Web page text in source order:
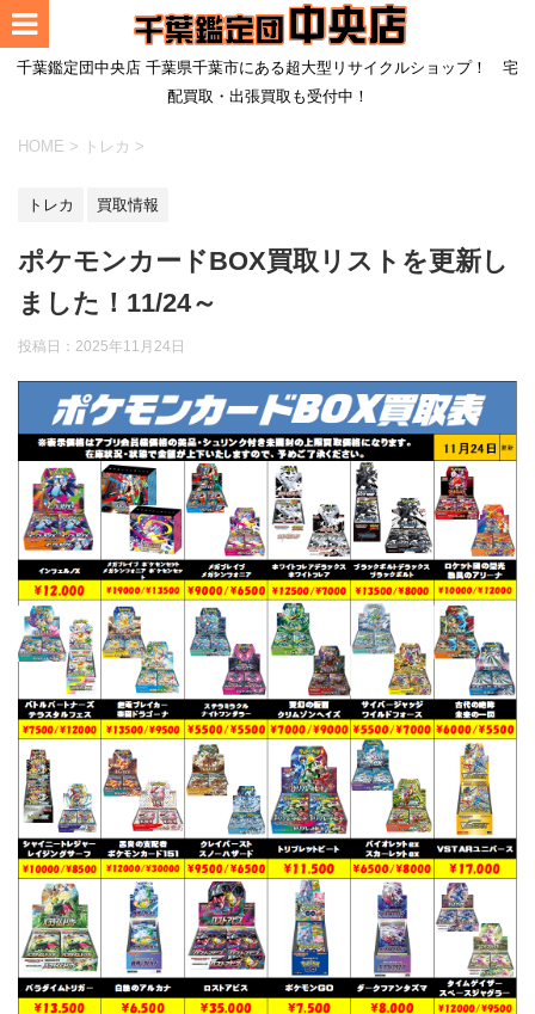
千葉鑑定団中央店 千葉県千葉市にある超大型リサイクルショップ！ 宅
配買取・出張買取も受付中！
HOME > トレカ >
トレカ 買取情報
ポケモンカードBOX買取リストを更新し
ました！11/24～
投稿日： 2025年11月24日